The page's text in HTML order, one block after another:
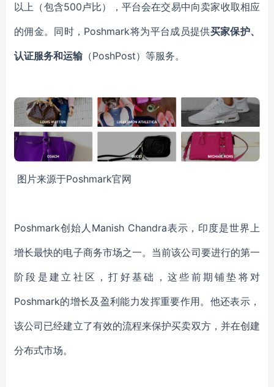
以上 （包含500卢比） ，平台会在交易中向卖家收取相应
的佣金。 同时， Poshmark将为平台成员提供买家保护、
认证服务和运输（PoshPost） 等服务。
图片来源于Poshmark官网
Poshmark创始人Manish Chandra表示，印度是世界上
增长最快的电子商务市场之一。 当前该公司要进行的第一
阶段是建立社区，打好基础 ， 这些前期铺垫将对
Poshmark的增长及 盈利能力发挥重要作用。他还表示，
该公司已经建立了有效的流程来保护买卖双方，并在创建
分布式市场。